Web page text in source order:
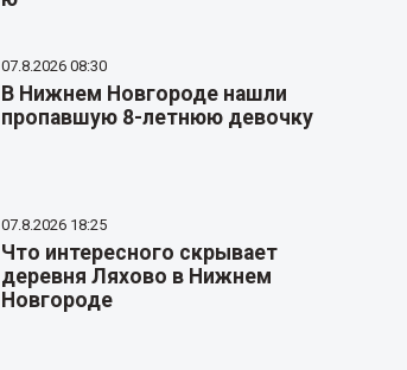
07.8.2026 08:30
В Нижнем Новгороде нашли
пропавшую 8-летнюю девочку
07.8.2026 18:25
Что интересного скрывает
деревня Ляхово в Нижнем
Новгороде